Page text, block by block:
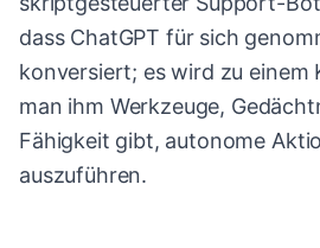
dass ChatGPT für sich
konversiert; es wird zu einem
man ihm Werkzeuge,
Fähigkeit gibt, autonome
auszuführen.